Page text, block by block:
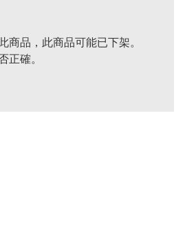
商品，此商品可能已下架。
正確。